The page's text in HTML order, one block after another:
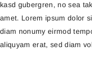
kasd gubergren, no sea
amet. Lorem ipsum dolor
diam nonumy eirmod
aliquyam erat, sed diam